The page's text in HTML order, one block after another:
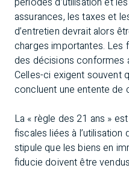
assurances, les taxes et
d’entretien devrait alors
charges importantes. Les
des décisions conformes
Celles-ci exigent souvent
concluent une entente de
La « règle des 21 ans »
fiscales liées à l’utilisation
stipule que les biens en
fiducie doivent être